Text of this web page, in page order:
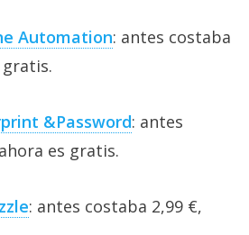
Automation: antes costaba
gratis.
&Password: antes
es gratis.
: antes costaba 2,99 €,